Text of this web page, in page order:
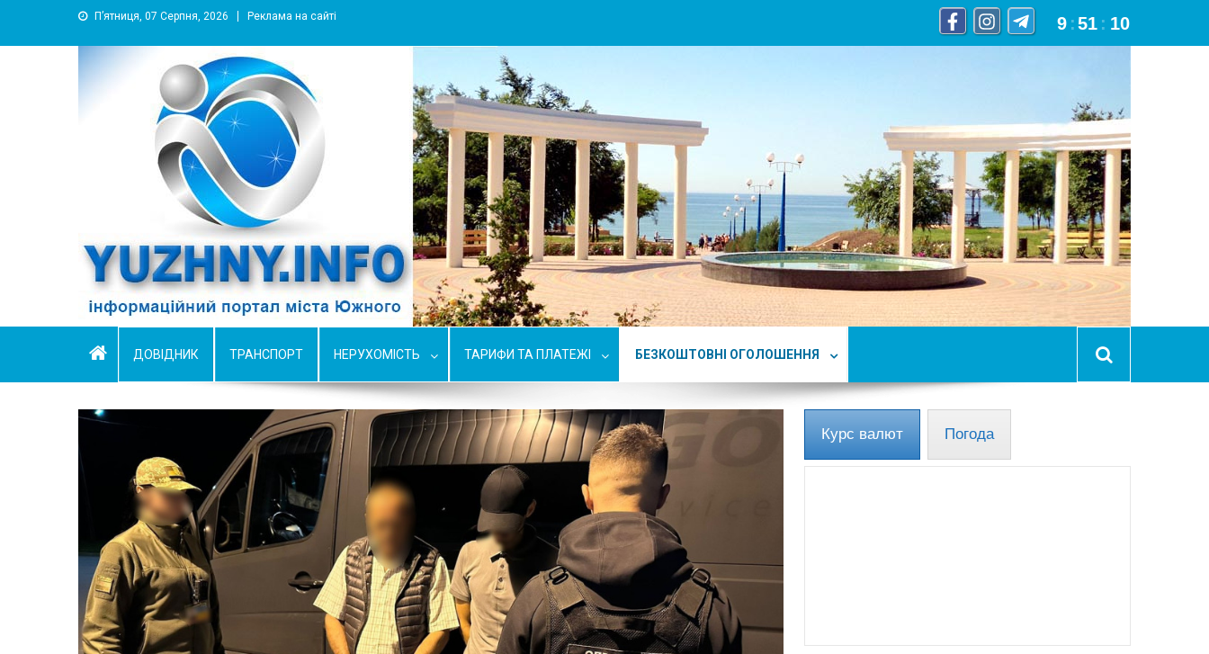
П’ятниця, 07 Серпня, 2026 Реклама на сайті 9 :51 : 12
YUZHNY.INFO
информационный портал города Южный
ДОВІДНИК ТРАНСПОРТ НЕРУХОМІСТЬ ТАРИФИ ТА ПЛАТЕЖІ БЕЗКОШТОВНІ ОГОЛОШЕННЯ
Курс валют Погода